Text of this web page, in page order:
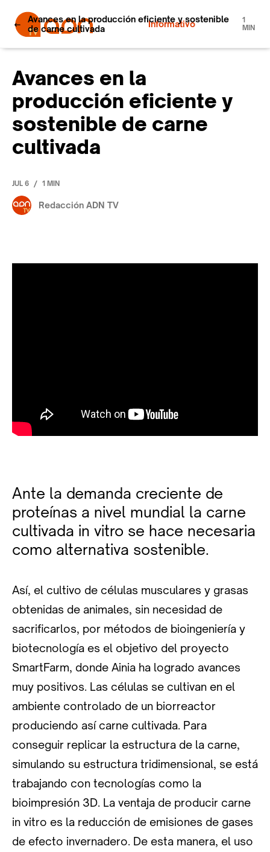
Informativo
Avances en la producción eficiente y sostenible
de carne cultivada
1
MIN
Avances en la
producción eficiente y
sostenible de carne
cultivada
JUL 6 / 1 MIN
Redacción ADN TV
Ante la demanda creciente de
proteínas a nivel mundial la carne
cultivada in vitro se hace necesaria
como alternativa sostenible.
Así, el cultivo de células musculares y grasas
obtenidas de animales, sin necesidad de
sacrificarlos, por métodos de bioingeniería y
biotecnología es el objetivo del proyecto
SmartFarm, donde Ainia ha logrado avances
muy positivos. Las células se cultivan en el
ambiente controlado de un biorreactor
produciendo así carne cultivada. Para
conseguir replicar la estructura de la carne,
simulando su estructura tridimensional, se está
trabajando con tecnologías como la
bioimpresión 3D. La ventaja de producir carne
in vitro es la reducción de emisiones de gases
de efecto invernadero. De esta manera, el uso